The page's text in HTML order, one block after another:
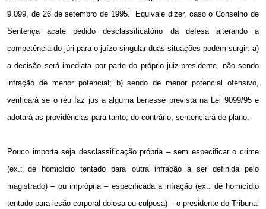
9.099, de 26 de setembro de 1995.” Equivale dizer, caso o Conselho de
Sentença acate pedido desclassificatório da defesa alterando a
competência do júri para o juízo singular duas situações podem surgir: a)
a decisão será imediata por parte do próprio juiz-presidente, não sendo
infração de menor potencial; b) sendo de menor potencial ofensivo,
verificará se o réu faz jus a alguma benesse prevista na Lei 9099/95 e
adotará as providências para tanto; do contrário, sentenciará de plano.
Pouco importa seja desclassificação própria – sem especificar o crime
(ex.: de homicídio tentado para outra infração a ser definida pelo
magistrado) – ou imprópria – especificada a infração (ex.: de homicídio
tentado para lesão corporal dolosa ou culposa) – o presidente do Tribunal